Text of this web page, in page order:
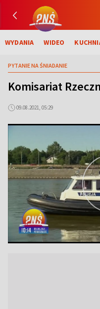
WYDANIA WIDEO
PYTANIE NA ŚNIADANIE
Komisariat
09.08.2021, 05:29